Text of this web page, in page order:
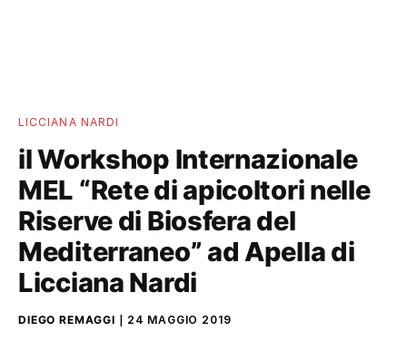
LICCIANA NARDI
il Workshop Internazionale
MEL “Rete di apicoltori nelle
Riserve di Biosfera del
Mediterraneo” ad Apella di
Licciana Nardi
DIEGO REMAGGI 24 MAGGIO 2019